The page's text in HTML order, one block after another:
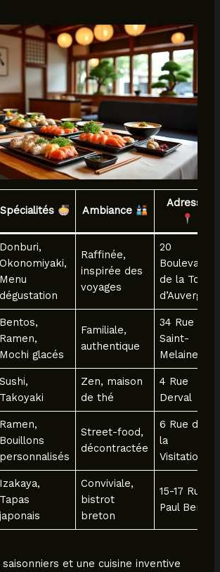
Spécialités Ambiance
Adresse
Donburi,
Okonomiyaki,
Menu
dégustation
Raffinée,
inspirée des
voyages
20
Boulevard
de la Tour
d’Auvergne
Bentos,
Ramen,
Mochi glacés
Familiale,
authentique
34 Rue
Saint-
Melaine
Sushi,
Takoyaki
Zen, maison
de thé
4 Rue
Derval
Ramen,
Bouillons
personnalisés
Street-food,
décontractée
6 Rue de
la
Visitation
Izakaya,
Tapas
japonais
Conviviale,
bistrot
breton
15-17 Rue
Paul Bert
et une cuisine inventive